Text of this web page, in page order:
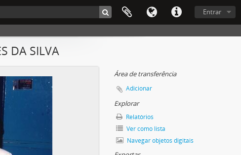
Entrar
DA SILVA
Área de transferência
Adicionar
Explorar
Relatórios
Ver como lista
Navegar objetos digitais